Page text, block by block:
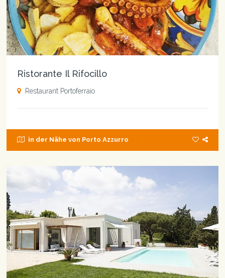
Ristorante Il Rifocillo
Restaurant Portoferraio
in der Nähe von Porto Azzurro